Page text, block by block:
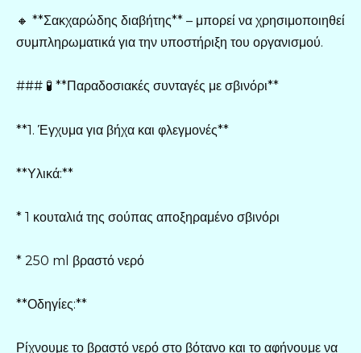
🔸 **Σακχαρώδης διαβήτης** – μπορεί να χρησιμοποιηθεί
συμπληρωματικά για την υποστήριξη του οργανισμού.
### 🧪 **Παραδοσιακές συνταγές με σβινόρι**
**1. Έγχυμα για βήχα και φλεγμονές**
**Υλικά:**
* 1 κουταλιά της σούπας αποξηραμένο σβινόρι
* 250 ml βραστό νερό
**Οδηγίες:**
Ρίχνουμε το βραστό νερό στο βότανο και το αφήνουμε να